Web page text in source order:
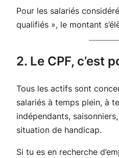
Pour les salariés
qualifiés », le montant
2. Le CPF, c’est
Tous les actifs sont
salariés à temps plein, à
indépendants,
situation de handicap.
Si tu es en recherche